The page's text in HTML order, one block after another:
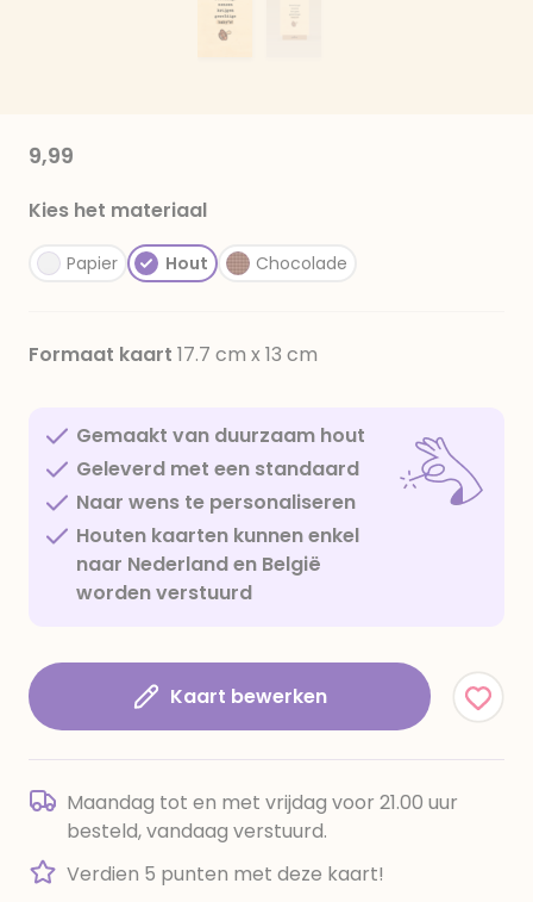
9,99
Kies het materiaal
Papier Hout Chocolade
Formaat kaart 17.7 cm x 13 cm
Gemaakt van duurzaam hout
Geleverd met een standaard
Naar wens te personaliseren
Houten kaarten kunnen enkel
naar Nederland en België
worden verstuurd
Kaart bewerken
Maandag tot en met vrijdag voor 21.00 uur
besteld, vandaag verstuurd.
Verdien 5 punten met deze kaart!